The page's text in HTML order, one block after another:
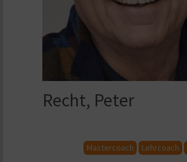
Recht, Peter
Mastercoach Lehrcoach